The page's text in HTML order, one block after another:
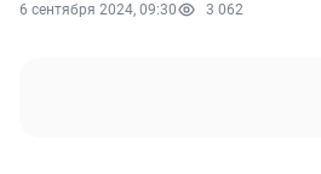
6 сентября 2024, 09:30 3 062